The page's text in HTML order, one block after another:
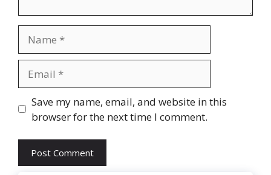
Website
Save my name, email, and website in this
browser for the next time I comment.